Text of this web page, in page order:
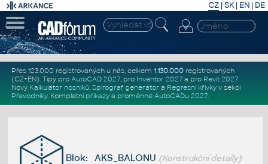
CZ | SK| EN | DE
Přes 123.000 registrovaných u nás, celkem 1.130.000registrovaných
(CZ+EN). Tipy pro AutoCAD 2027, pro Inventor 2027a pro Revit 2027.
Nový Kalkulátor nosníků, Spirograf generátor a Regresní křivkyv sekci
Převodníky. Kompletní příkazya proměnné AutoCADu 2027.
Blok: AKS_BALONU (Konstrukční detaily)